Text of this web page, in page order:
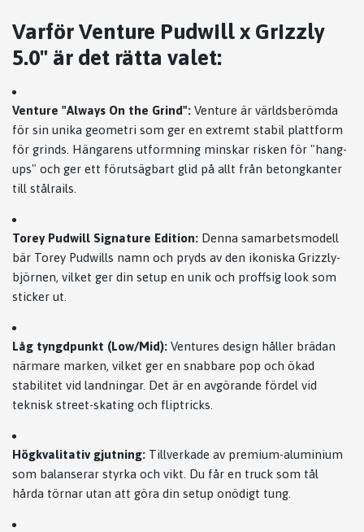
Varför Venture Pudwill x Grizzly
5.0" är det rätta valet:
Venture "Always On the Grind": Venture är världsberömda
för sin unika geometri som ger en extremt stabil plattform
för grinds. Hängarens utformning minskar risken för "hang-
ups" och ger ett förutsägbart glid på allt från betongkanter
till stålrails.
Torey Pudwill Signature Edition: Denna samarbetsmodell
bär Torey Pudwills namn och pryds av den ikoniska Grizzly-
björnen, vilket ger din setup en unik och proffsig look som
sticker ut.
Låg tyngdpunkt (Low/Mid): Ventures design håller brädan
närmare marken, vilket ger en snabbare pop och ökad
stabilitet vid landningar. Det är en avgörande fördel vid
teknisk street-skating och fliptricks.
Högkvalitativ gjutning: Tillverkade av premium-aluminium
som balanserar styrka och vikt. Du får en truck som tål
hårda törnar utan att göra din setup onödigt tung.